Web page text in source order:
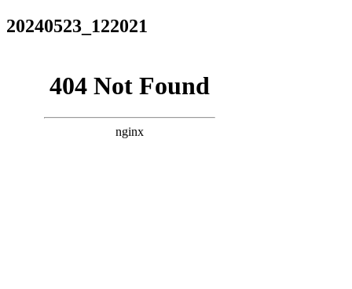
20240523_122021